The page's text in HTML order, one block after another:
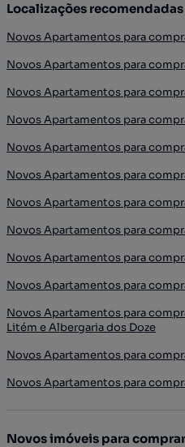
Localizações recomendadas
Novos Apartamentos para
Novos Apartamentos para
Novos Apartamentos para
Novos Apartamentos para
Novos Apartamentos para
Novos Apartamentos para
Novos Apartamentos para
Novos Apartamentos para
Novos Apartamentos para
Novos Apartamentos para
Novos Apartamentos para
Litém e Albergaria dos Doze
Novos Apartamentos para
Novos Apartamentos para
Novos imóveis para comprar